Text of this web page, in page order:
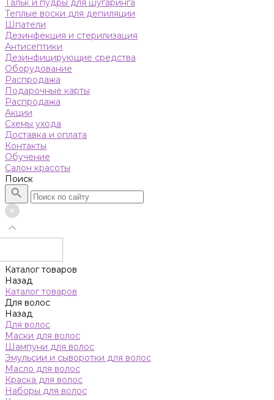
Тальк и пудры для шугаринга
Теплые воски для депиляции
Шпатели
Дезинфекция и стерилизация
Антисептики
Дезинфицирующие средства
Оборудование
Распродажа
Подарочные карты
Распродажа
Акции
Схемы ухода
Доставка и оплата
Контакты
Обучение
Салон красоты
Поиск
Каталог товаров
Назад
Каталог товаров
Для волос
Назад
Для волос
Маски для волос
Шампуни для волос
Эмульсии и сыворотки для волос
Масло для волос
Краска для волос
Наборы для волос